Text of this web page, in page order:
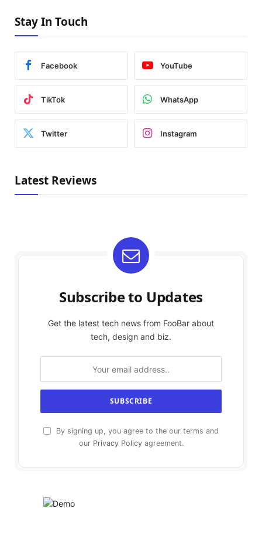
Stay In Touch
Facebook YouTube
TikTok WhatsApp
Twitter Instagram
Latest Reviews
Subscribe to Updates
Get the latest tech news from FooBar about
tech, design and biz.
By signing up, you agree to the our terms and
our Privacy Policyagreement.